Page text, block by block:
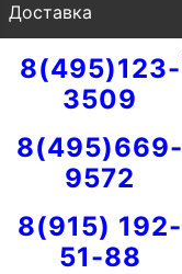
Доставка
8(495)123-
3509
8(495)669-
9572
8(915) 192-
51-88